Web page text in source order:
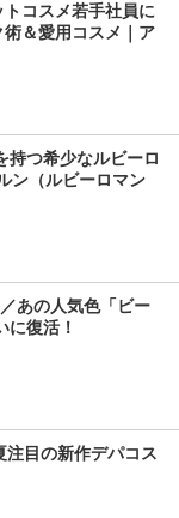
コスメ若手社員に
＆愛用コスメ｜ア
持つ希少なルビーロ
ン（ルビーロマン
あの人気色「ビー
に復活！
目の新作デパコス